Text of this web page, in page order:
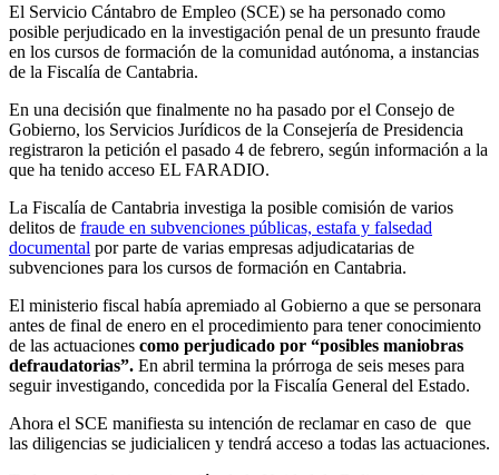
El Servicio Cántabro de Empleo (SCE) se ha personado como
posible perjudicado en la investigación penal de un presunto fraude
en los cursos de formación de la comunidad autónoma, a instancias
de la Fiscalía de Cantabria.
En una decisión que finalmente no ha pasado por el Consejo de
Gobierno, los Servicios Jurídicos de la Consejería de Presidencia
registraron la petición el pasado 4 de febrero, según información a la
que ha tenido acceso EL FARADIO.
La Fiscalía de Cantabria investiga la posible comisión de varios
delitos de fraude en subvenciones públicas, estafa y falsedad
documental por parte de varias empresas adjudicatarias de
subvenciones para los cursos de formación en Cantabria.
El ministerio fiscal había apremiado al Gobierno a que se personara
antes de final de enero en el procedimiento para tener conocimiento
de las actuaciones como perjudicado por “posibles maniobras
defraudatorias”. En abril termina la prórroga de seis meses para
seguir investigando, concedida por la Fiscalía General del Estado.
Ahora el SCE manifiesta su intención de reclamar en caso de que
las diligencias se judicialicen y tendrá acceso a todas las actuaciones.